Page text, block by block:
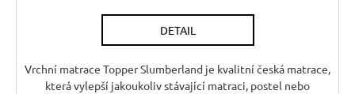
DETAIL
Vrchní matrace Topper Slumberland je kvalitní česká matrace,
která vylepší jakoukoliv stávající matraci, postel nebo